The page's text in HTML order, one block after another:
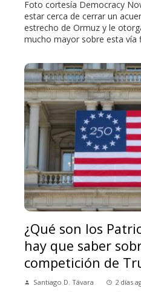
Foto cortesía Democracy
estar cerca de cerrar un
estrecho de Ormuz y le
mucho mayor sobre esta vía
¿Qué son los
hay que saber
competición de
Santiago D. Távara 2 días